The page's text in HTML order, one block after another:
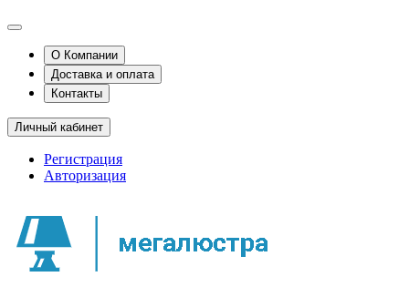
О Компании
Доставка и оплата
Контакты
Личный кабинет
Регистрация
Авторизация